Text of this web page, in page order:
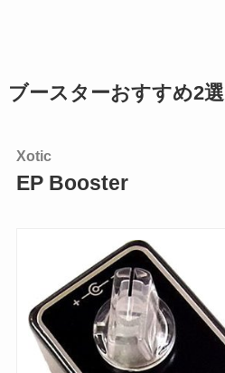
ブースターおすすめ2選
Xotic
EP Booster